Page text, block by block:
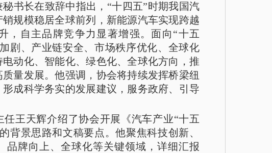
书长在致辞中指出，“十四五”时期我国汽
规模稳居全球前列，新能源汽车实现跨越
，自主品牌竞争力显著增强。面向“十五
剧、产业链安全、市场秩序优化、全球化
动化、智能化、绿色化、全球化方向，推
量发展。他强调，协会将持续发挥桥梁纽
成科学务实的发展建议，服务政府、引导
任王天辉介绍了协会开展《汽车产业“十五
背景思路和文稿要点。他聚焦科技创新、
品牌向上、全球化等关键领域，详细汇报